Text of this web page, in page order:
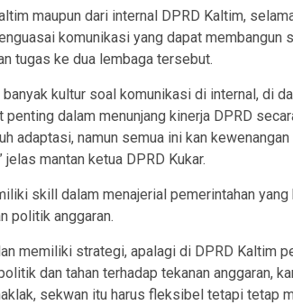
maupun dari internal DPRD Kaltim,
komunikasi yang dapat membangun
tugas ke dua lembaga tersebut.
kultur soal komunikasi di internal, di
dalam menunjang kinerja DPRD
adaptasi, namun semua ini kan
mantan ketua DPRD Kukar.
skill dalam menajerial pemerintahan yang
politik anggaran.
memiliki strategi, apalagi di DPRD Kaltim
dan tahan terhadap tekanan anggaran,
sekwan itu harus fleksibel tetapi tetap